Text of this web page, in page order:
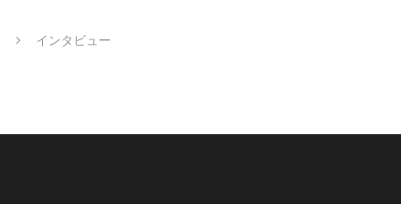
インタビュー